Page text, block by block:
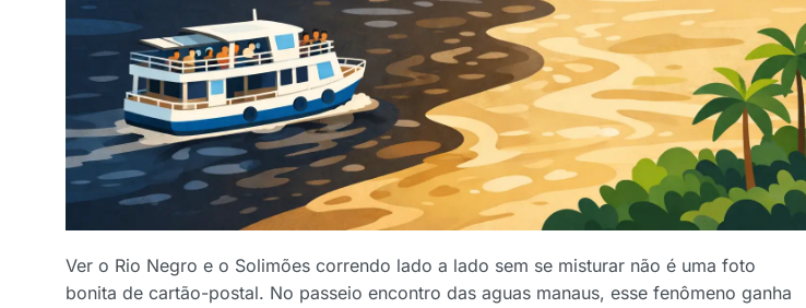
Ver o Rio Negro e o Solimões correndo lado a lado sem se misturar não é uma foto
bonita de cartão-postal. No passeio encontro das aguas manaus, esse fenômeno ganha